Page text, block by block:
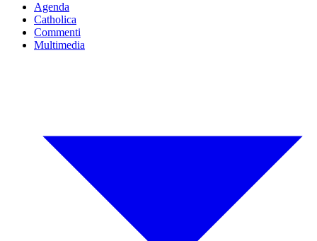
Agenda
Catholica
Commenti
Multimedia